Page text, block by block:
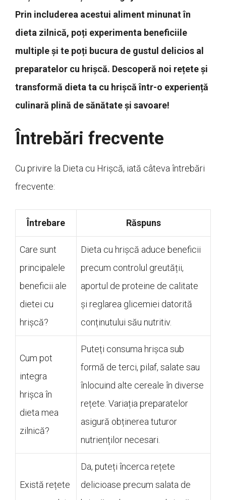
Prin includerea acestui aliment minunat în
dieta zilnică, poți experimenta beneficiile
multiple și te poți bucura de gustul delicios al
preparatelor cu hrișcă. Descoperă noi rețete și
transformă dieta ta cu hrișcă într-o experiență
culinară plină de sănătate și savoare!
Întrebări frecvente
Cu privire la Dieta cu Hrișcă, iată câteva întrebări
frecvente:
Întrebare Răspuns
Care sunt
principalele
beneficii ale
dietei cu
hrișcă?
Dieta cu hrișcă aduce beneficii
precum controlul greutății,
aportul de proteine de calitate
și reglarea glicemiei datorită
conținutului său nutritiv.
Cum pot
integra
hrișca în
dieta mea
zilnică?
Puteți consuma hrișca sub
formă de terci, pilaf, salate sau
înlocuind alte cereale în diverse
rețete. Variația preparatelor
asigură obținerea tuturor
nutrienților necesari.
Există rețete
Da, puteți încerca rețete
delicioase precum salata de